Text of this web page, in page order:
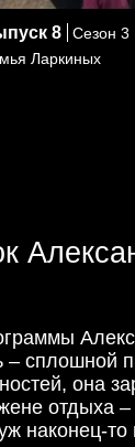
8
Сезон 3
Ларкиных
–
она
отдыха
наконец-